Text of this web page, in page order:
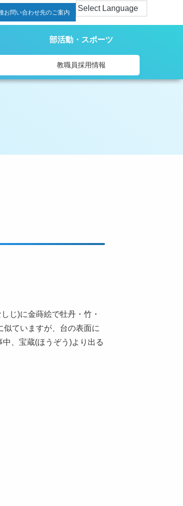
お問い合わせ先のご案内
部活動・スポーツ
教職員採用情報
じ)に金蒔絵で牡丹・竹・
似ていますが、台の表面に
、宝蔵(ほうぞう)より出る